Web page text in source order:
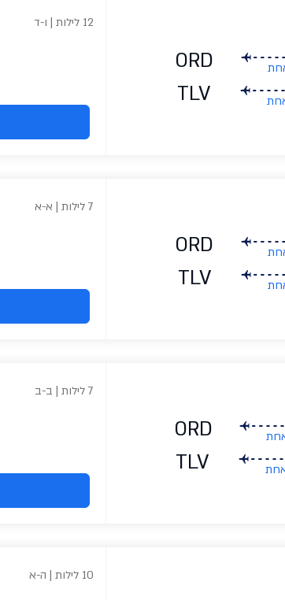
ORD
TLV
12 לילות | ו-ד
ORD
TLV
7 לילות | א-א
ORD
TLV
7 לילות | ב-ב
10 לילות | ה-א